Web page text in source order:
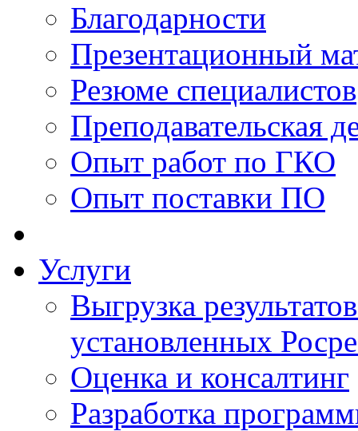
Благодарности
Презентационный
Резюме специалистов
Преподавательская
Опыт работ по ГКО
Опыт поставки ПО
Услуги
Выгрузка
установленных
Оценка и консалтинг
Разработка